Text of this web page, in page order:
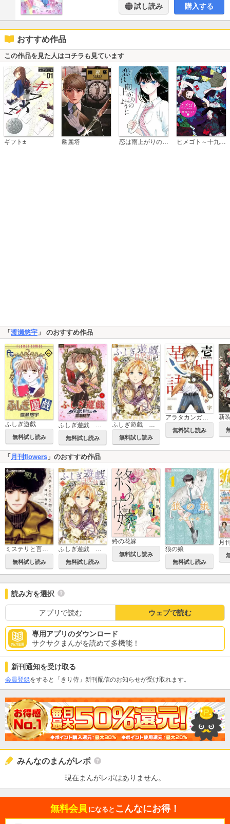
試し読み 購入する
おすすめ作品
この作品を見た人はコチラも見ています
ギフト± 幽麗塔 恋は雨上がりのように ヒメゴト～十九歳の制服～
「 渡瀬悠宇 」 のおすすめ作品
ふしぎ遊戯
無料試し読み
ふしぎ遊戯 玄武開伝
無料試し読み
ふしぎ遊戯 白虎仙記
無料試し読み
アラタカンガタリ～革神語～ リマスター版
無料試し読み
新
「 月刊flowers 」のおすすめ作品
無料試し読み 無料試し読み
終の花嫁
無料試し読み
狼の娘
無料試し読み
月
読み方を選択
アプリで読む ウェブで読む
専用アプリのダウンロード
サクサクまんがを読めて多機能！
新刊通知を受け取る
会員登録をすると「きり侍」新刊配信のお知らせが受け取れます。
みんなのまんがレポ
現在まんがレポはありません。
無料会員 になると こんなにお得！